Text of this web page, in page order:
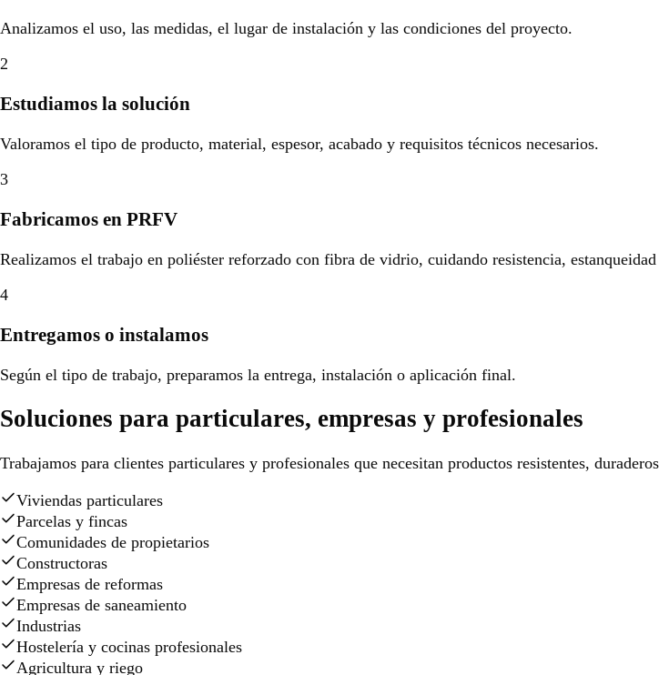
Analizamos el uso, las medidas, el lugar de instalación y las condiciones del proyecto.
2
Estudiamos la solución
Valoramos el tipo de producto, material, espesor, acabado y requisitos técnicos necesarios.
3
Fabricamos en PRFV
Realizamos el trabajo en poliéster reforzado con fibra de vidrio, cuidando resistencia,
4
Entregamos o instalamos
Según el tipo de trabajo, preparamos la entrega, instalación o aplicación final.
Soluciones para particulares, empresas y profesionales
Trabajamos para clientes particulares y profesionales que necesitan productos resistentes,
Viviendas particulares
Parcelas y fincas
Comunidades de propietarios
Constructoras
Empresas de reformas
Empresas de saneamiento
Industrias
Hostelería y cocinas profesionales
Agricultura y riego